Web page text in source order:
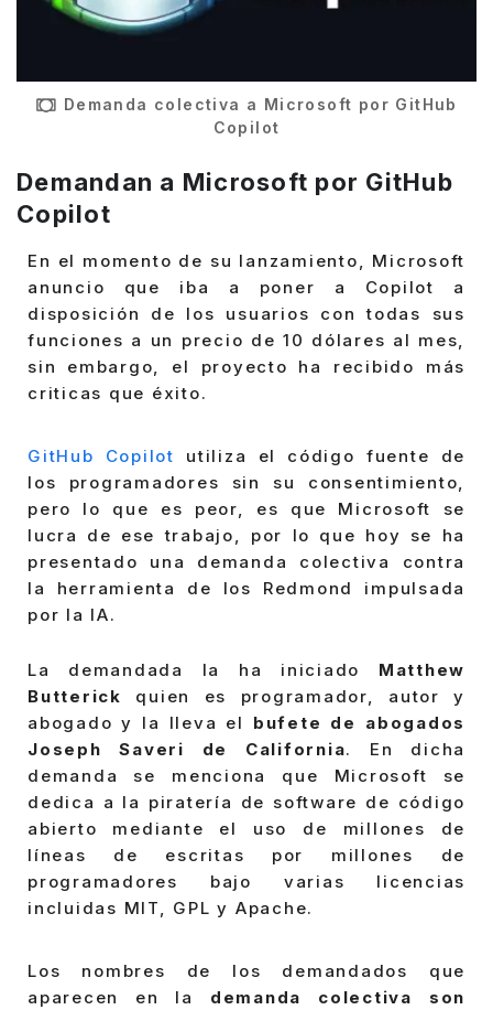
Demanda colectiva a Microsoft por GitHub
Copilot
Demandan a Microsoft por GitHub
Copilot
En el momento de su lanzamiento, Microsoft
anuncio que iba a poner a Copilot a
disposición de los usuarios con todas sus
funciones a un precio de 10 dólares al mes,
sin embargo, el proyecto ha recibido más
criticas que éxito.
GitHub Copilot
utiliza el código fuente de
los programadores sin su consentimiento,
pero lo que es peor, es que Microsoft se
lucra de ese trabajo, por lo que hoy se ha
presentado una demanda colectiva contra
la herramienta de los Redmond impulsada
por la IA.
La demandada la ha iniciado Matthew
Butterick quien es programador, autor y
abogado y la lleva el bufete de abogados
Joseph Saveri de California. En dicha
demanda se menciona que Microsoft se
dedica a la piratería de software de código
abierto mediante el uso de millones de
líneas de escritas por millones de
programadores bajo varias licencias
incluidas MIT, GPL y Apache.
Los nombres de los demandados que
aparecen en la
demanda colectiva son